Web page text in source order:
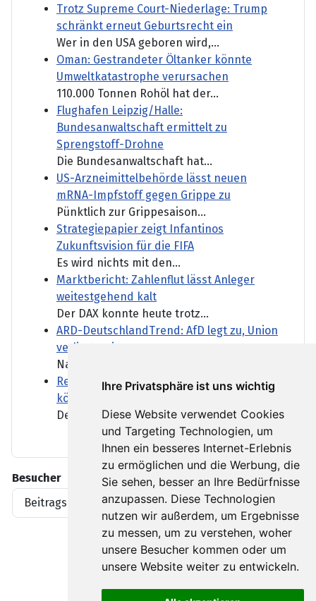
Ihre Privatsphäre ist uns wichtig
Diese Website verwendet Cookies
und Targeting Technologien, um
Ihnen ein besseres Internet-Erlebnis
zu ermöglichen und die Werbung, die
Sie sehen, besser an Ihre Bedürfnisse
anzupassen. Diese Technologien
nutzen wir außerdem, um Ergebnisse
zu messen, um zu verstehen, woher
unsere Besucher kommen oder um
unsere Website weiter zu entwickeln.
Trotz Supreme Court-Niederlage: Trump
schränkt erneut Geburtsrecht ein
Wer in den USA geboren wird,...
Oman: Gestrandeter Öltanker könnte
Umweltkatastrophe verursachen
110.000 Tonnen Rohöl hat der...
Flughafen Leipzig/Halle:
Bundesanwaltschaft ermittelt zu
Sprengstoff-Drohne
Die Bundesanwaltschaft hat...
US-Arzneimittelbehörde lässt neuen
mRNA-Impfstoff gegen Grippe zu
Pünktlich zur Grippesaison...
Strategiepapier zeigt Infantinos
Zukunftsvision für die FIFA
Es wird nichts mit den...
Marktbericht: Zahlenflut lässt Anleger
weitestgehend kalt
Der DAX konnte heute trotz...
ARD-DeutschlandTrend: AfD legt zu, Union
verliert weiter
Nach der Kabinettsumbildung...
Reform des Gewaltschutzgesetzes: Was
können Fußfesseln leisten?
Der Anschlag auf den CSD in...
Besucher
Beitragsaufrufe
1919396